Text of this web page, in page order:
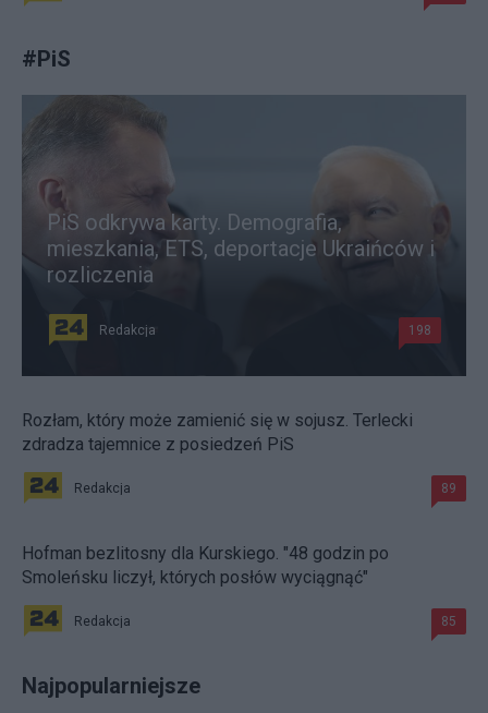
#PiS
PiS odkrywa karty. Demografia,
mieszkania, ETS, deportacje Ukraińców i
rozliczenia
Redakcja 198
Rozłam, który może zamienić się w sojusz. Terlecki
zdradza tajemnice z posiedzeń PiS
Redakcja 89
Hofman bezlitosny dla Kurskiego. "48 godzin po
Smoleńsku liczył, których posłów wyciągnąć"
Redakcja 85
Najpopularniejsze